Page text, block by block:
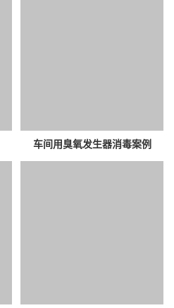
车间用臭氧发生器消毒案例